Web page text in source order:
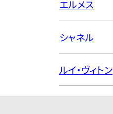
エルメス
シャネル
ルイ・ヴィトン